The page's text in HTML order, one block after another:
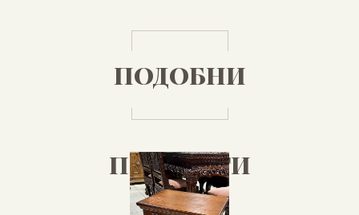
ПОДОБНИ
ПРОДУКТИ